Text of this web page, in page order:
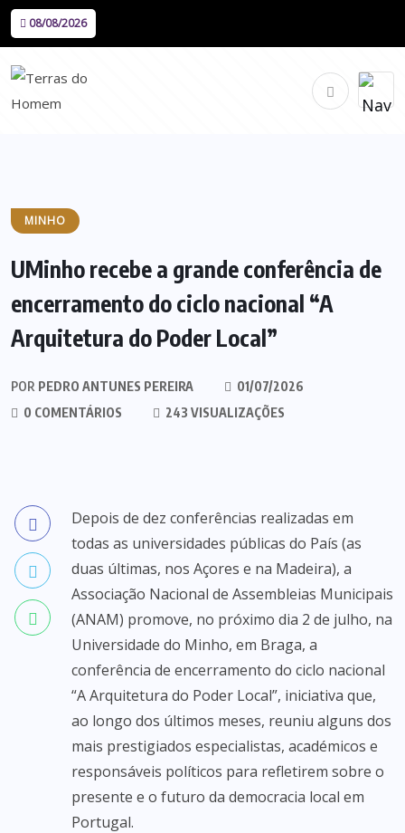
08/08/2026
MINHO
UMinho recebe a grande conferência de
encerramento do ciclo nacional “A
Arquitetura do Poder Local”
POR PEDRO ANTUNES PEREIRA
01/07/2026
0 COMENTÁRIOS
243 VISUALIZAÇÕES
Depois de dez conferências realizadas em
todas as universidades públicas do País (as
duas últimas, nos Açores e na Madeira), a
Associação Nacional de Assembleias Municipais
(ANAM) promove, no próximo dia 2 de julho, na
Universidade do Minho, em Braga, a
conferência de encerramento do ciclo nacional
“A Arquitetura do Poder Local”, iniciativa que,
ao longo dos últimos meses, reuniu alguns dos
mais prestigiados especialistas, académicos e
responsáveis políticos para refletirem sobre o
presente e o futuro da democracia local em
Portugal.